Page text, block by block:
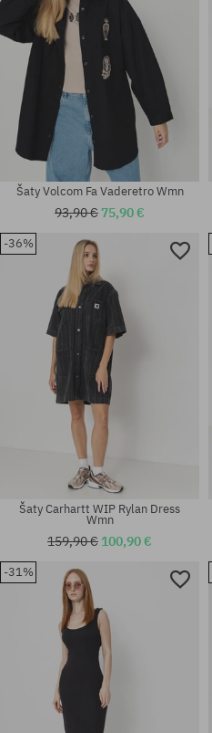
Dostupné veľkosti:
XS; S; M; L; XL
Dostupné veľkosti:
Šaty Volcom Fa Vaderetro Wmn
93,90 € 75,90 €
-36%
Šaty Carhartt WIP Rylan Dress
Wmn
159,90 € 100,90 €
-31%